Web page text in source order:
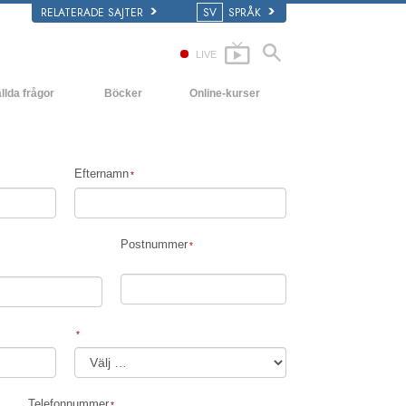
RELATERADE SAJTER SV SPRÅK
LIVE
frågor Böcker
Filmer
Online-kurser
Integritet och ärlighet
Äktenskap
Den emotionella tonskalan
Svar på drogproblemet
Efternamn
Postnummer